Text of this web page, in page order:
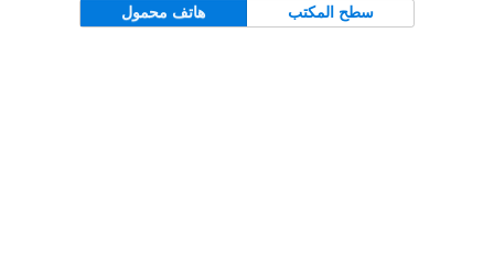
هاتف محمول سطح المكتب